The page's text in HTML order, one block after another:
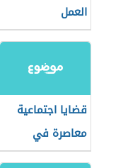
العمل
قضايا اجتماعية
معاصرة في
المجتمع العربي